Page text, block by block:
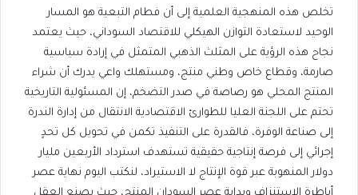
​تخلص هذه المنهجية العلمية إلى أن فطام التبعية هو المسار
الوحيد لاستعادة التوازن الهيكلي للاقتصاد السوداني، حيث يعتمد
نجاح هذه الرؤية على المثلث الذهبي المتمثل في إرادة سياسية
صارمة، وقطاع خاص وطني منتج، ومستهلك واعي يدرك أن شراء
المنتج المحلي هو رصاصة في صدر التضخم، إن المسئولية التاريخية
تحتم على اللجنة العليا للطوارئ الاقتصادية الانتقال من إدارة الندرة
إلى صناعة الوفرة، فالقدرة على التنفيذ تكمن في تحويل كل تحدٍ
إجرائي إلى فرصة إنتاجية حقيقية تستهدف استرداد الأربعين مليار
دولار المنهوبة عبر قوة الإنتاج لا الاستيراد، لنكتب اليوم نهاية عصر